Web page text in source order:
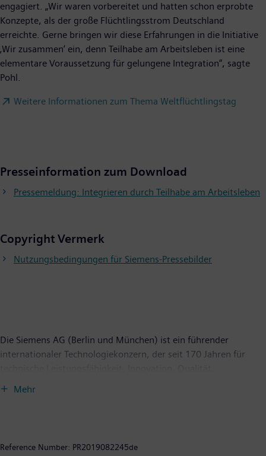
engagiert. „Wir waren vorbereitet und hatten schon erprobte
Konzepte, als der große Flüchtlingsstrom Deutschland
erreichte. Gerne bringen wir diese Erfahrungen in die Initiative
‚Wir zusammen‘ ein, denn Teilhabe am Arbeitsleben ist eine
elementare Voraussetzung für gelungene Integration“, sagte
Pohl.
Weitere Informationen zum Thema Weltflüchtlingstag
Presseinformation zum Download
Pressemeldung: Integrieren durch Teilhabe am Arbeitsleben
Copyright Vermerk
Nutzungsbedingungen für Siemens-Pressebilder
Die Siemens AG (Berlin und München) ist ein führender
internationaler Technologiekonzern, der seit 170 Jahren für
Zuverlässigkeit und Internationalität steht. Das Unternehmen
Mehr
Reference Number: PR2019082245de